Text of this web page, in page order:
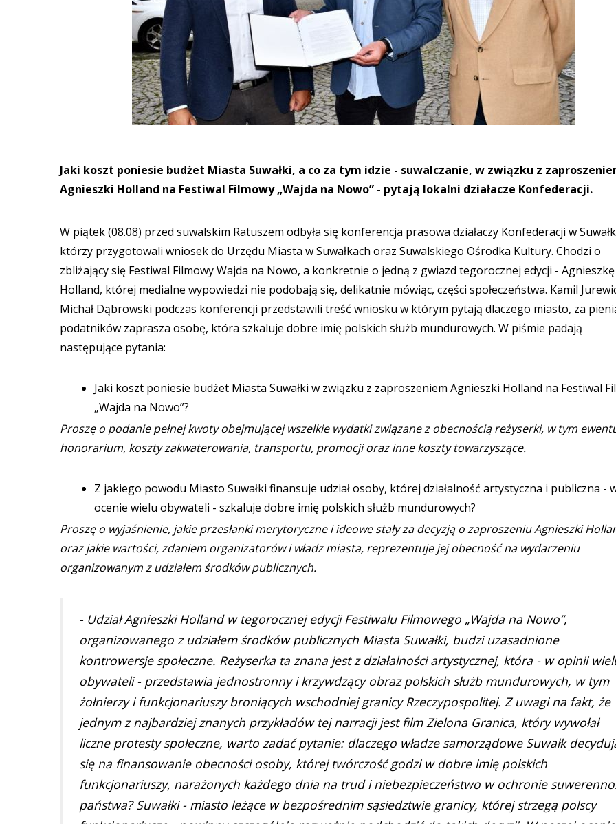
Jaki koszt poniesie budżet Miasta Suwałki, a co za tym idzie - suwalczanie, w związku z
Agnieszki Holland na Festiwal Filmowy „Wajda na Nowo” - pytają lokalni działacze Konfederacji.
W piątek (08.08) przed suwalskim Ratuszem odbyła się konferencja prasowa działaczy Konfederacji w
którzy przygotowali wniosek do Urzędu Miasta w Suwałkach oraz Suwalskiego Ośrodka Kultury. Chodzi o
zbliżający się Festiwal Filmowy Wajda na Nowo, a konkretnie o jedną z gwiazd tegorocznej edycji - Agnieszkę
Holland, której medialne wypowiedzi nie podobają się, delikatnie mówiąc, części społeczeństwa. Kamil
Michał Dąbrowski podczas konferencji przedstawili treść wniosku w którym pytają dlaczego miasto, za
podatników zaprasza osobę, która szkaluje dobre imię polskich służb mundurowych. W piśmie padają
następujące pytania:
Jaki koszt poniesie budżet Miasta Suwałki w związku z zaproszeniem Agnieszki Holland na Festiwal
„Wajda na Nowo”?
Proszę o podanie pełnej kwoty obejmującej wszelkie wydatki związane z obecnością reżyserki, w tym
honorarium, koszty zakwaterowania, transportu, promocji oraz inne koszty towarzyszące.
Z jakiego powodu Miasto Suwałki finansuje udział osoby, której działalność artystyczna i publiczna -
ocenie wielu obywateli - szkaluje dobre imię polskich służb mundurowych?
Proszę o wyjaśnienie, jakie przesłanki merytoryczne i ideowe stały za decyzją o zaproszeniu Agnieszki
oraz jakie wartości, zdaniem organizatorów i władz miasta, reprezentuje jej obecność na wydarzeniu
organizowanym z udziałem środków publicznych.
- Udział Agnieszki Holland w tegorocznej edycji Festiwalu Filmowego „Wajda na Nowo”,
organizowanego z udziałem środków publicznych Miasta Suwałki, budzi uzasadnione
kontrowersje społeczne. Reżyserka ta znana jest z działalności artystycznej, która - w opinii
obywateli - przedstawia jednostronny i krzywdzący obraz polskich służb mundurowych, w tym
żołnierzy i funkcjonariuszy broniących wschodniej granicy Rzeczypospolitej. Z uwagi na fakt, że
jednym z najbardziej znanych przykładów tej narracji jest film Zielona Granica, który wywołał
liczne protesty społeczne, warto zadać pytanie: dlaczego władze samorządowe Suwałk
się na finansowanie obecności osoby, której twórczość godzi w dobre imię polskich
funkcjonariuszy, narażonych każdego dnia na trud i niebezpieczeństwo w ochronie
państwa? Suwałki - miasto leżące w bezpośrednim sąsiedztwie granicy, której strzegą polscy